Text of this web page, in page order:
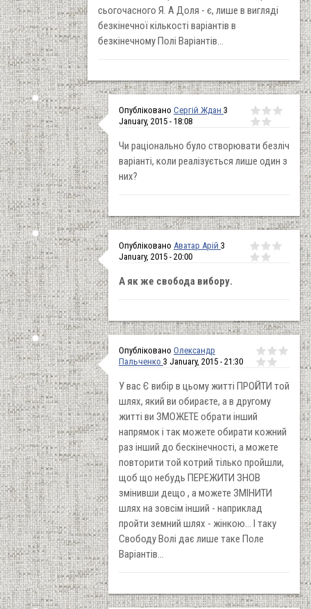
сьогочасного Я. А Доля - є, лише в вигляді
безкінечної кількості варіантів в
безкінечному Полі Варіантів...
Опубліковано Сергій Ждан 3
January, 2015 - 18:08
Чи раціонально було створювати безліч
варіанті, коли реалізується лише один з
них?
Опубліковано Аватар Арій 3
January, 2015 - 20:00
А як же свобода вибору.
Опубліковано Олександр
Пальченко 3 January, 2015 - 21:30
У вас Є вибір в цьому житті ПРОЙТИ той
шлях, який ви обираєте, а в другому
житті ви ЗМОЖЕТЕ обрати інший
напрямок і так можете обирати кожний
раз інший до бескінечності, а можете
повторити той котрий тілько пройшли,
щоб що небудь ПЕРЕЖИТИ ЗНОВ
змінивши дещо , а можете ЗМІНИТИ
шлях на зовсім інший - наприклад
пройти земний шлях - жінкою... І таку
Свободу Волі дає лише таке Поле
Варіантів...